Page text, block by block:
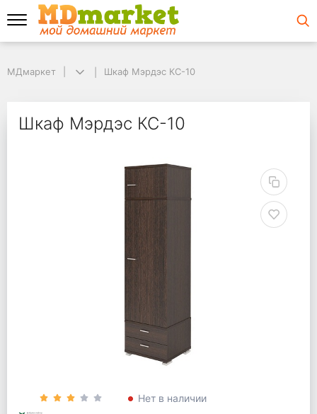
Шкаф Мэрдэс КС-10
МДмаркет Шкаф Мэрдэс КС-10
Шкаф Мэрдэс КС-10
Нет в наличии